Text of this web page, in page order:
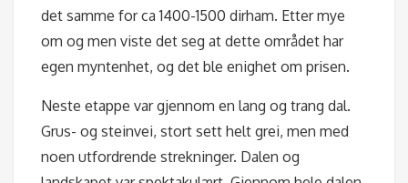
det samme for ca 1400-1500 dirham. Etter mye
om og men viste det seg at dette området har
egen myntenhet, og det ble enighet om prisen.
Neste etappe var gjennom en lang og trang dal.
Grus- og steinvei, stort sett helt grei, men med
noen utfordrende strekninger. Dalen og